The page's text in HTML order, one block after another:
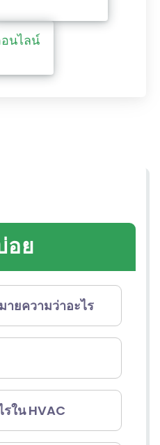
นไลน์
อย
ายความว่าอะไร
ายถึงโปรแกรมที่
ระดับโลก ซึ่ง
มชนว่าเป็น
มีประสิทธิภาพสูง
อ Leadership in
รใน HVAC